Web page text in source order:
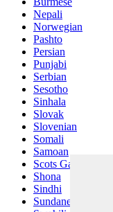
Nepali
Norwegian
Pashto
Persian
Punjabi
Serbian
Sesotho
Sinhala
Slovak
Slovenian
Somali
Samoan
Scots Gaelic
Shona
Sindhi
Sundanese